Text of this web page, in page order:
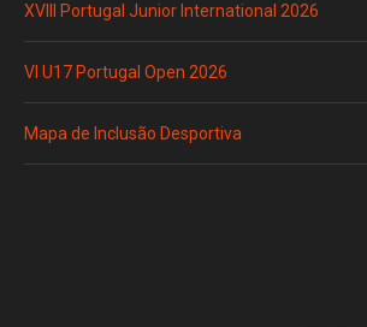
XVIII Portugal Junior International 2026
VI U17 Portugal Open 2026
Mapa de Inclusão Desportiva